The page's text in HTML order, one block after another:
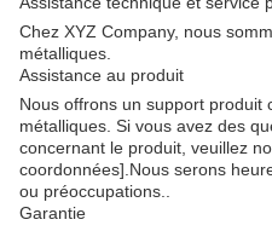
Chez XYZ Company, nous
métalliques.
Assistance au produit
Nous offrons un support produit
métalliques. Si vous avez des
concernant le produit, veuillez
coordonnées].Nous serons
ou préoccupations..
Garantie